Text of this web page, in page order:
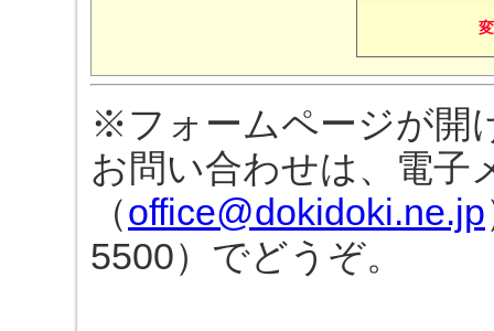
※フォームページが開
お問い合わせは、電子
（office@dokidoki.ne.jp
5500）でどうぞ。